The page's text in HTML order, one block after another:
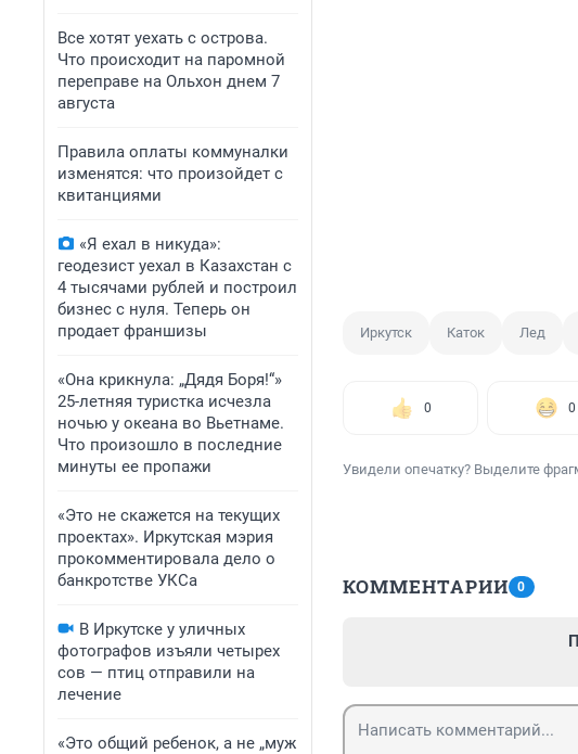
Все хотят уехать с острова.
Что происходит на паромной
переправе на Ольхон днем 7
августа
Правила оплаты коммуналки
изменятся: что произойдет с
квитанциями
«Я ехал в никуда»:
геодезист уехал в Казахстан с
4 тысячами рублей и построил
бизнес с нуля. Теперь он
продает франшизы
«Она крикнула: „Дядя Боря!“»
25-летняя туристка исчезла
ночью у океана во Вьетнаме.
Что произошло в последние
минуты ее пропажи
«Это не скажется на текущих
проектах». Иркутская мэрия
прокомментировала дело о
банкротстве УКСа
В Иркутске у уличных
фотографов изъяли четырех
сов — птиц отправили на
лечение
«Это общий ребенок, а не „муж
Иркутск Каток Лед
0 0
Увидели опечатку? Выделите
КОММЕНТАРИИ 0